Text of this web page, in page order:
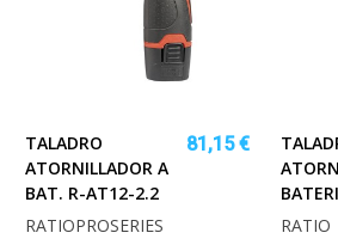
TALADRO
ATORNILLADOR A
BAT. R-AT12-2.2
81,15 €
RATIOPROSERIES RATIO